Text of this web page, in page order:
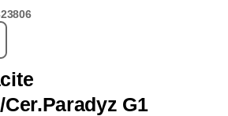
Cer.Paradyz G1